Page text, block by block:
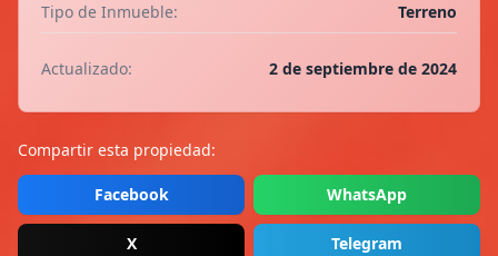
Tipo de Inmueble: Terreno
Actualizado: 2 de septiembre de 2024
Compartir esta propiedad:
Facebook WhatsApp
X Telegram